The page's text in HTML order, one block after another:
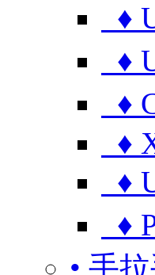
♦
♦
♦
♦
♦
♦
• 手